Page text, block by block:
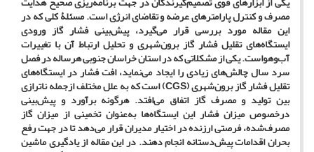
مصرف و کنترل پارامترهای عرضه و تقاضای انرژی است. مسئلۀ‌ کلی که در
این مقاله مورد بررسی قرار می‌گیرد، پیش‌بینی فشار گاز ورودی
ایستگاه‌های تقلیل فشار گاز برون‌شهری و تحلیل ارتباط آن با تغییرات
آب‌وهواست. یکی از مشکلاتی که در استان خراسان‌ جنوبی هرساله در فصل
سرد سال چالش‌های زیادی را ایجاد می‌نماید، افت فشار در ایستگاه‌های
تقلیل فشار گاز برون‌شهری (CGS) است که به علل مختلف ازجمله ناترازی
بین تولید و مصرف گاز اتفاق می‌افتد. هرگونه برآورد و پیش‌بینی
درخصوص میزان فشار این ایستگاه‌ها به‌عنوان تخمینی از میزان گاز
مصرف‌شده، فرصتی ارزنده در اختیار مدیران قرار می‌دهد تا در جهت رفع
بحران اقدامات پیش‌دستانه انجام دهند. در این مقاله از یادگیری ماشین